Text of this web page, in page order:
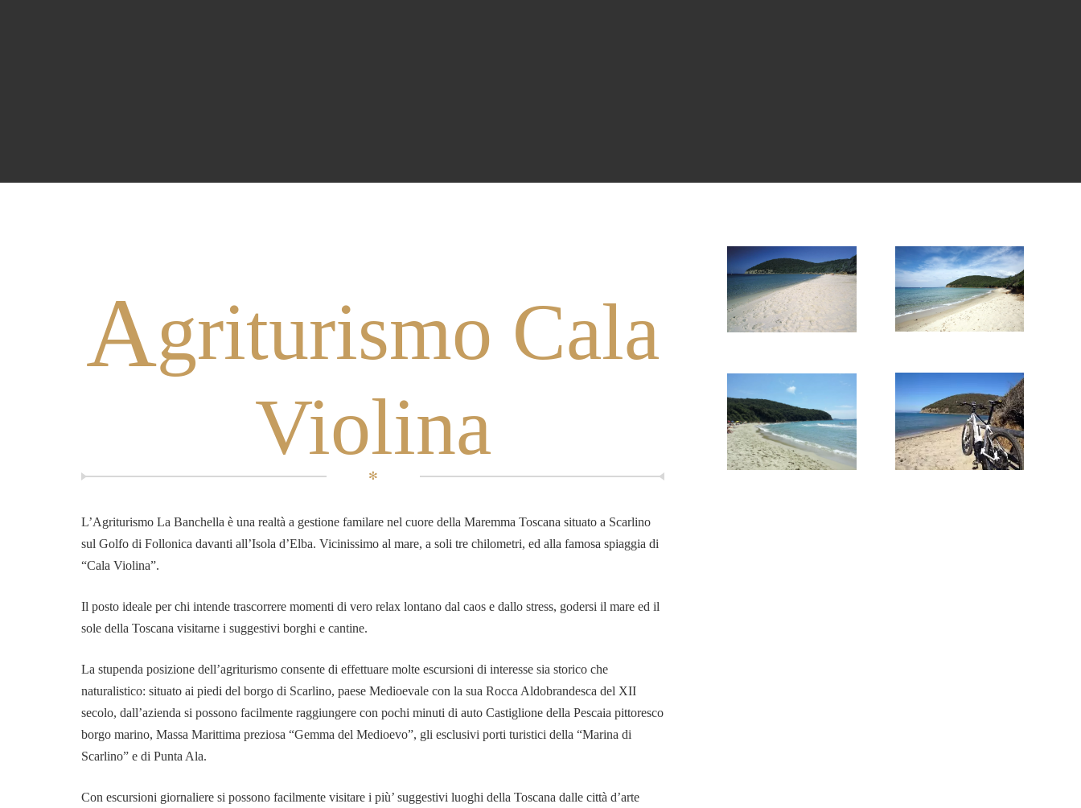
Agriturismo Cala
Violina
✻
L’Agriturismo La Banchella è una realtà a gestione familare nel cuore della Maremma Toscana situato a Scarlino
sul Golfo di Follonica davanti all’Isola d’Elba. Vicinissimo al mare, a soli tre chilometri, ed alla famosa spiaggia di
“Cala Violina”.
Il posto ideale per chi intende trascorrere momenti di vero relax lontano dal caos e dallo stress, godersi il mare ed il
sole della Toscana visitarne i suggestivi borghi e cantine.
La stupenda posizione dell’agriturismo consente di effettuare molte escursioni di interesse sia storico che
naturalistico: situato ai piedi del borgo di Scarlino, paese Medioevale con la sua Rocca Aldobrandesca del XII
secolo, dall’azienda si possono facilmente raggiungere con pochi minuti di auto Castiglione della Pescaia pittoresco
borgo marino, Massa Marittima preziosa “Gemma del Medioevo”, gli esclusivi porti turistici della “Marina di
Scarlino” e di Punta Ala.
Con escursioni giornaliere si possono facilmente visitare i più’ suggestivi luoghi della Toscana dalle città d’arte